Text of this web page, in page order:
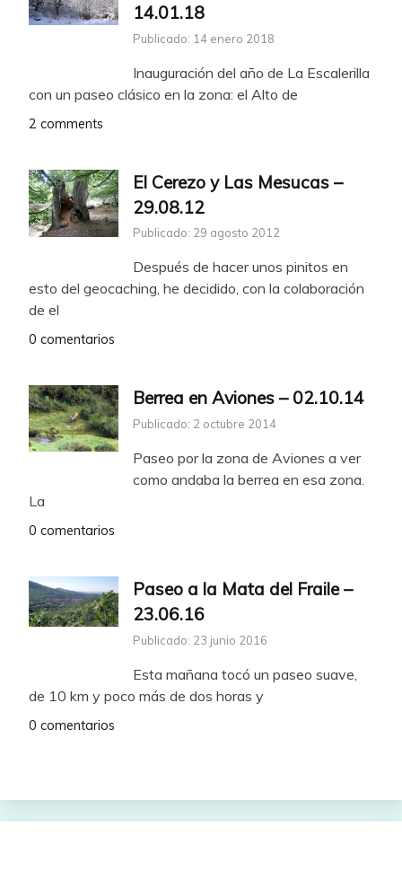
14.01.18
Publicado: 14 enero 2018
Inauguración del año de La Escalerilla
con un paseo clásico en la zona: el Alto de
2 comments
El Cerezo y Las Mesucas –
29.08.12
Publicado: 29 agosto 2012
Después de hacer unos pinitos en
esto del geocaching, he decidido, con la colaboración
de el
0 comentarios
Berrea en Aviones – 02.10.14
Publicado: 2 octubre 2014
Paseo por la zona de Aviones a ver
como andaba la berrea en esa zona.
La
0 comentarios
Paseo a la Mata del Fraile –
23.06.16
Publicado: 23 junio 2016
Esta mañana tocó un paseo suave,
de 10 km y poco más de dos horas y
0 comentarios